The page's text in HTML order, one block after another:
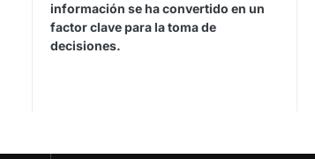
información se ha convertido en un
factor clave para la toma de
decisiones.